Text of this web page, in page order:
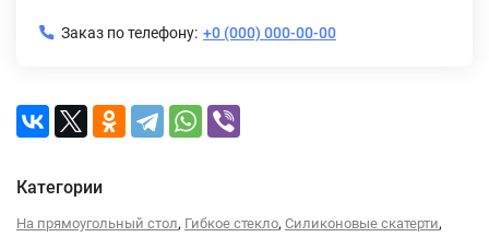
Заказ по телефону: +0 (000) 000-00-00
Категории
На прямоугольный стол, Гибкое стекло, Силиконовые скатерти,